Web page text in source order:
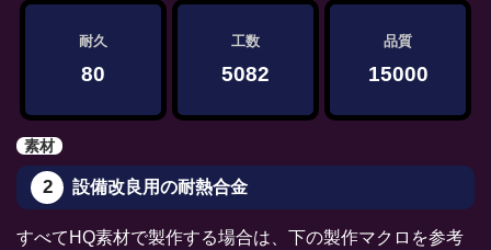
耐久
80
工数
5082
品質
15000
素材
2 設備改良用の耐熱合金
すべてHQ素材で製作する場合は、下の製作マクロを参考